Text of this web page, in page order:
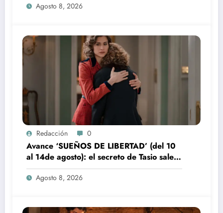
Agosto 8, 2026
Redacción 0
Avance ‘SUEÑOS DE LIBERTAD’ (del 10
al 14de agosto): el secreto de Tasio sale a
la luz
Agosto 8, 2026